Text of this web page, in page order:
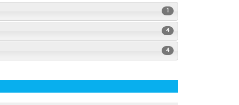
1
4
4